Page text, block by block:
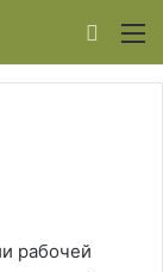
рабочей